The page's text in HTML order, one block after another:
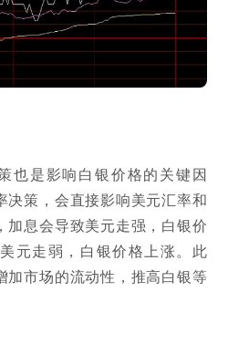
也是影响白银价格的关键因
决策，会直接影响美元汇率和
加息会导致美元走强，白银价
元走弱，白银价格上涨。此
加市场的流动性，推高白银等